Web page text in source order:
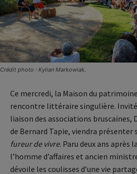
Crédit photo : Kylian Markowiak.
Ce mercredi, la Maison du
rencontre littéraire singulière.
liaison des associations bruscaines,
de Bernard Tapie, viendra présenter
fureur de vivre. Paru deux ans après
l’homme d’affaires et ancien
dévoile les coulisses d’une vie